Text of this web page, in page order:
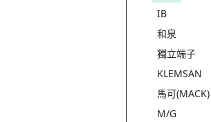
IB
和泉
獨立端子
KLEMSAN
馬可(MACK)
M/G